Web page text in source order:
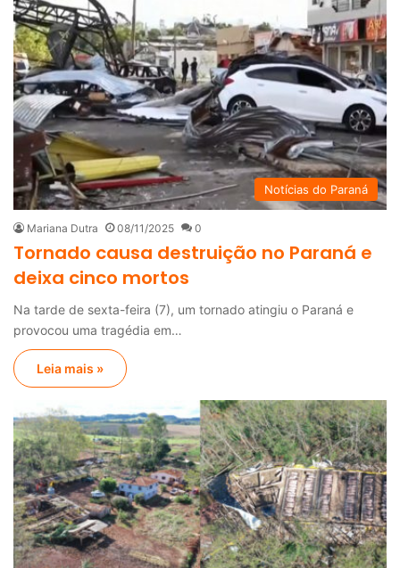
Notícias do Paraná
Mariana Dutra 08/11/2025 0
Tornado causa destruição no Paraná e
deixa cinco mortos
Na tarde de sexta-feira (7), um tornado atingiu o Paraná e
provocou uma tragédia em…
Leia mais »